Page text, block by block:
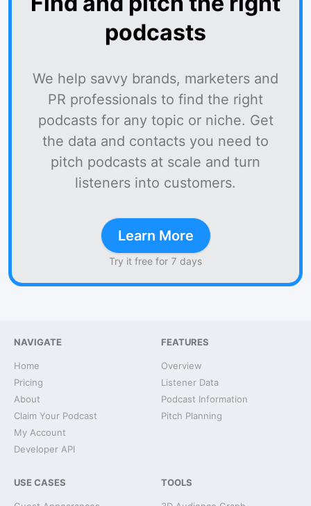
podcasts
We help savvy brands, marketers and
PR professionals to find the right
podcasts for any topic or niche. Get
the data and contacts you need to
pitch podcasts at scale and turn
listeners into customers.
Learn More
Try it free for 7 days
NAVIGATE
Home
Pricing
About
Claim Your Podcast
My Account
Developer API
FEATURES
Overview
Listener Data
Podcast Information
Pitch Planning
USE CASES TOOLS